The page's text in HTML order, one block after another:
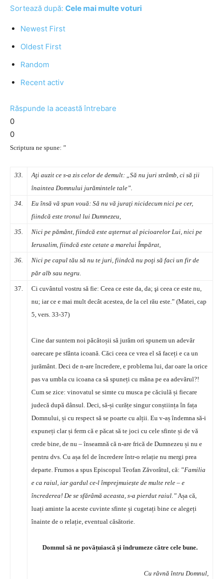
Sortează după: Cele mai multe voturi
Newest First
Oldest First
Random
Recent activ
Răspunde la această întrebare
0
0
Scriptura ne spune: ”
33.
Aţi auzit ce s-a zis celor de demult: „Să nu juri strâmb, ci să ţii
înaintea Domnului jurămintele tale”.
34.
Eu însă vă spun vouă: Să nu vă juraţi nicidecum nici pe cer,
fiindcă este tronul lui Dumnezeu,
35.
Nici pe pământ, fiindcă este aşternut al picioarelor Lui, nici pe
Ierusalim, fiindcă este cetate a marelui Împărat,
36.
Nici pe capul tău să nu te juri, fiindcă nu poţi să faci un fir de
păr alb sau negru.
37.
Ci cuvântul vostru să fie: Ceea ce este da, da; şi ceea ce este nu,
nu; iar ce e mai mult decât acestea, de la cel rău este.” (Matei, cap
5, vers. 33-37)
Cine dar suntem noi păcătoșii să jurăm ori spunem un adevăr
oarecare pe sfânta icoană. Căci ceea ce vrea el să faceți e ca un
jurământ. Deci de n-are încredere, e problema lui, dar oare la orice
pas va umbla cu icoana ca să spuneți cu mâna pe ea adevărul?!
Cum se zice: vinovatul se simte cu musca pe căciulă și fiecare
judecă după dânsul. Deci, să-și curățe singur conștiința în fața
Domnului, și cu respect să se poarte cu alții. Eu v-aș îndemna să-i
expuneți clar și ferm că e păcat să te joci cu cele sfinte și de vă
crede bine, de nu – înseamnă că n-are frică de Dumnezeu și nu e
pentru dvs. Cu așa fel de încredere într-o relație nu mergi prea
departe. Frumos a spus Episcopul Teofan Zăvorâtul, că: ”Familia
e ca raiul, iar gardul ce-l împrejmuiește de multe rele – e
încrederea! De se sfărâmă aceasta, s-a pierdut raiul.”Așa că,
luați aminte la aceste cuvinte sfinte și cugetați bine ce alegeți
înainte de o relație, eventual căsătorie.
Domnul să ne povățuiască și îndrumeze către cele bune.
Cu râvnă întru Domnul,